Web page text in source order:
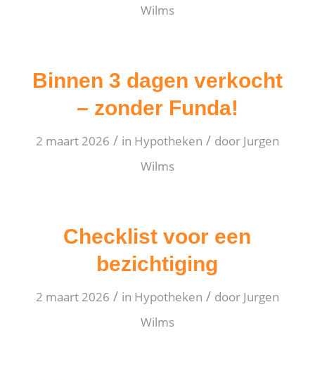
Wilms
Binnen 3 dagen verkocht
– zonder Funda!
2 maart 2026 / in Hypotheken / door Jurgen
Wilms
Checklist voor een
bezichtiging
2 maart 2026 / in Hypotheken / door Jurgen
Wilms